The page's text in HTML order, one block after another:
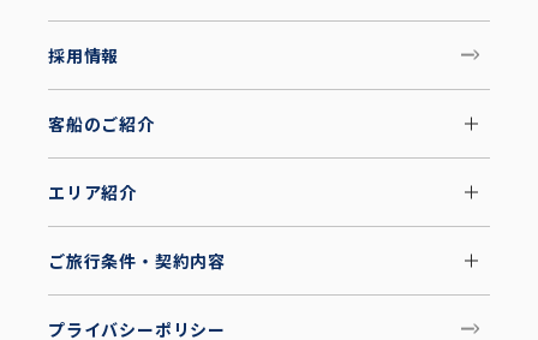
採用情報
客船のご紹介
エリア紹介
ご旅行条件・契約内容
プライバシーポリシー